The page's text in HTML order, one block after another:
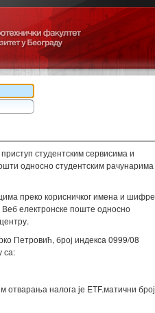
студентским сервисима и
односно студентским рачунарима
преко корисничког имена и шифре
Веб електронске поште односно
Петровић, број индекса 0999/08
са:
отварања налога је ETF.матични број